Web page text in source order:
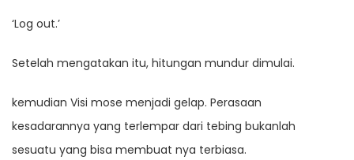
‘Log out.’
Setelah mengatakan itu, hitungan mundur dimulai.
kemudian Visi mose menjadi gelap. Perasaan
kesadarannya yang terlempar dari tebing bukanlah
sesuatu yang bisa membuat nya terbiasa.